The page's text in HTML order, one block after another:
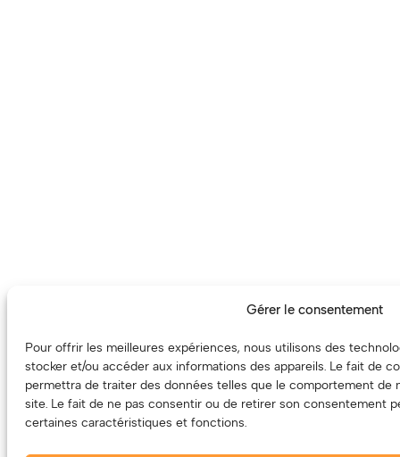
Gérer le consentement
Pour offrir les meilleures expériences, nous utilisons des
stocker et/ou accéder aux informations des appareils. Le fait de
permettra de traiter des données telles que le comportement de
site. Le fait de ne pas consentir ou de retirer son consentement
certaines caractéristiques et fonctions.